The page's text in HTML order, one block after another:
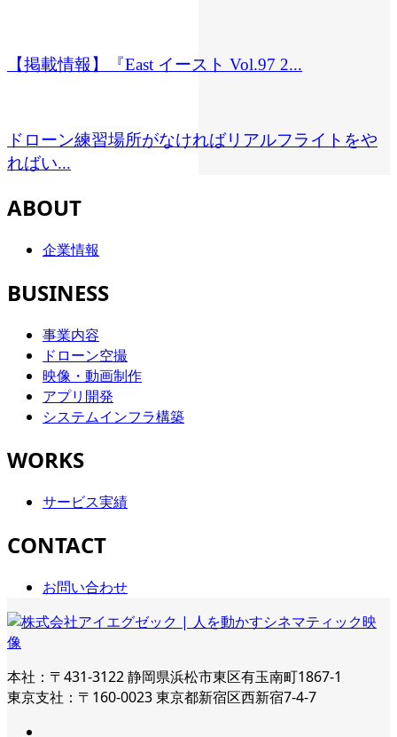
【掲載情報】『East イースト Vol.97 2...
ドローン練習場所がなければリアルフライトをや
ればい...
ABOUT
企業情報
BUSINESS
事業内容
ドローン空撮
映像・動画制作
アプリ開発
システムインフラ構築
WORKS
サービス実績
CONTACT
お問い合わせ
本社：〒431-3122 静岡県浜松市東区有玉南町1867-1
東京支社：〒160-0023 東京都新宿区西新宿7-4-7